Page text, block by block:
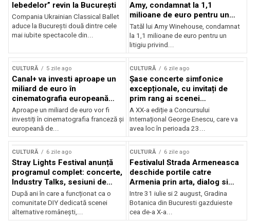
lebedelor” revin la București
Compania Ukrainian Classical Ballet
aduce la București două dintre cele
mai iubite spectacole din...
Amy, condamnat la 1,1
milioane de euro pentru un
litigiu pierdut
Tatăl lui Amy Winehouse, condamnat
la 1,1 milioane de euro pentru un
litigiu privind...
CULTURĂ 5 zile ago
Canal+ va investi aproape un
miliard de euro în
cinematografia europeană
până în 2032
Aproape un miliard de euro vor fi
investiți în cinematografia franceză și
europeană de...
CULTURĂ 6 zile ago
Șase concerte simfonice
excepționale, cu invitați de
prim rang ai scenei
internaționale și ansambluri
orchestrale românești de
prestigiu, în programul
Concursului Enescu 2026
A XX-a ediție a Concursului
Internațional George Enescu, care va
avea loc în perioada 23...
CULTURĂ 6 zile ago
Stray Lights Festival anunță
programul complet: concerte,
Industry Talks, sesiuni de
audiție și noi opțiuni de
participare pentru public
După ani în care a funcționat ca o
comunitate DIY dedicată scenei
alternative românești,...
CULTURĂ 6 zile ago
Festivalul Strada Armeneasca
deschide portile catre
Armenia prin arta, dialog si
patrimoniu, intre 31 iulie si 2
august, la Gradina Botanica din
Bucuresti
Intre 31 iulie si 2 august, Gradina
Botanica din Bucuresti gazduieste
cea de-a X-a...